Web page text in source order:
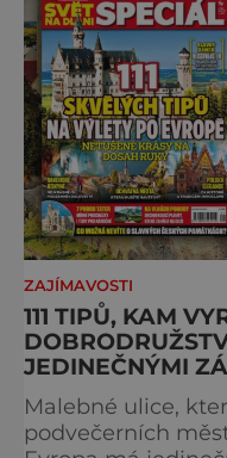
břehu říčky
Caesar svou
ZAJÍMAVOSTI
111 TIPŮ, KAM
JEDINEČNÝMI
Malebné ulice,
podvečerních